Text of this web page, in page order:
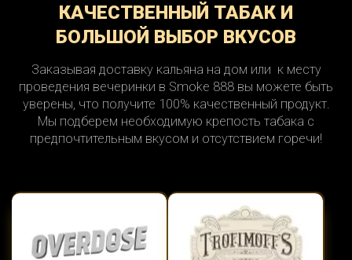
КАЧЕСТВЕННЫЙ ТАБАК И
БОЛЬШОЙ ВЫБОР ВКУСОВ
Заказывая доставку кальяна на дом или к месту
проведения вечеринки в Smoke 888 вы можете быть
уверены, что получите 100% качественный продукт.
Мы подберем необходимую крепость табака с
предпочтительным вкусом и отсутствием горечи!